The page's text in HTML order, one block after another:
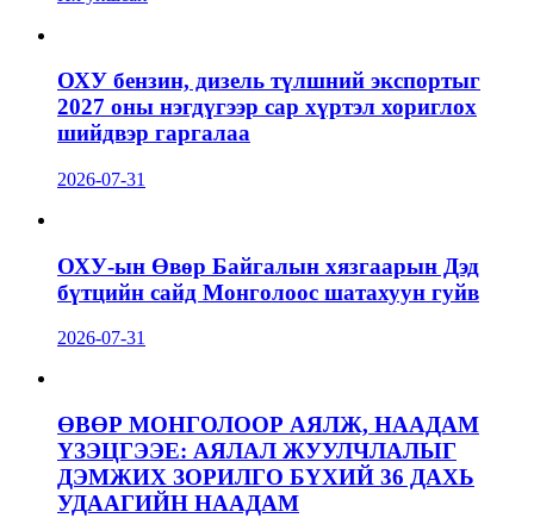
ОХУ бензин, дизель түлшний экспортыг
2027 оны нэгдүгээр сар хүртэл хориглох
шийдвэр гаргалаа
2026-07-31
ОХУ-ын Өвөр Байгалын хязгаарын Дэд
бүтцийн сайд Монголоос шатахуун гуйв
2026-07-31
ӨВӨР МОНГОЛООР АЯЛЖ, НААДАМ
ҮЗЭЦГЭЭЕ: АЯЛАЛ ЖУУЛЧЛАЛЫГ
ДЭМЖИХ ЗОРИЛГО БҮХИЙ 36 ДАХЬ
УДААГИЙН НААДАМ